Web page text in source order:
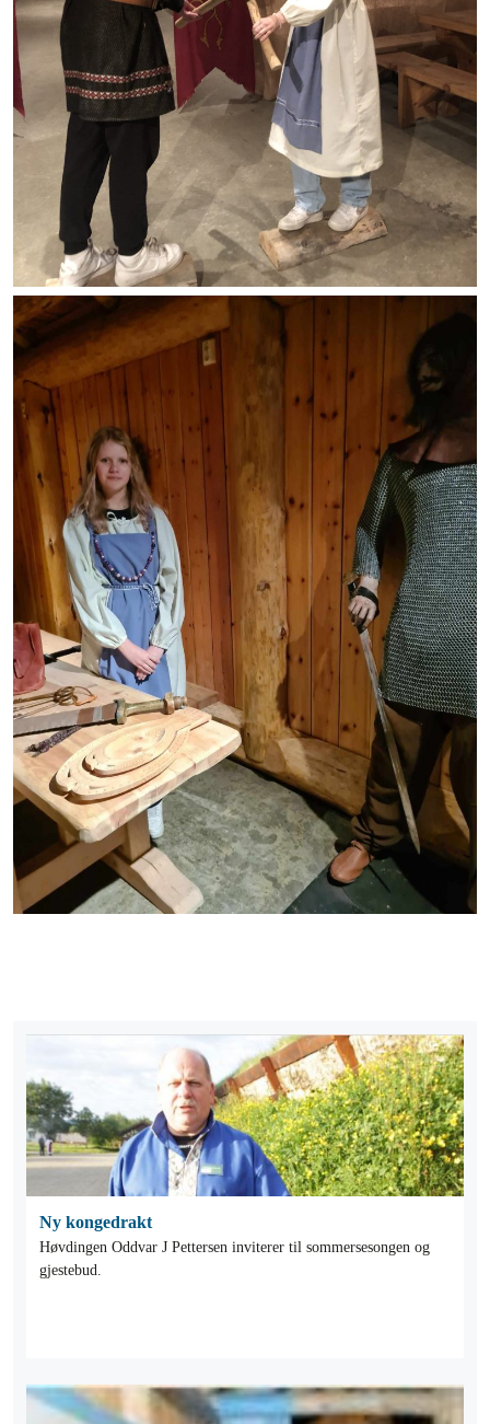
Ny kongedrakt
Høvdingen Oddvar J Pettersen inviterer til sommersesongen og
gjestebud.